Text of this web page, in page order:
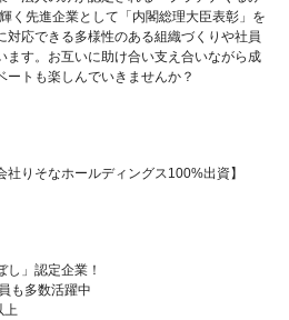
く先進企業として「内閣総理大臣表彰」を
対応できる多様性のある組織づくりや社員
ます。お互いに助け合い支え合いながら成
トも楽しんでいきませんか？
りそなホールディングス100%出資】
」認定企業！
も多数活躍中
上